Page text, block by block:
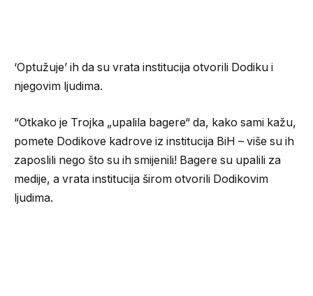
‘Optužuje’ ih da su vrata institucija otvorili Dodiku i
njegovim ljudima.
“Otkako je Trojka „upalila bagere“ da, kako sami kažu,
pomete Dodikove kadrove iz institucija BiH – više su ih
zaposlili nego što su ih smijenili! Bagere su upalili za
medije, a vrata institucija širom otvorili Dodikovim
ljudima.